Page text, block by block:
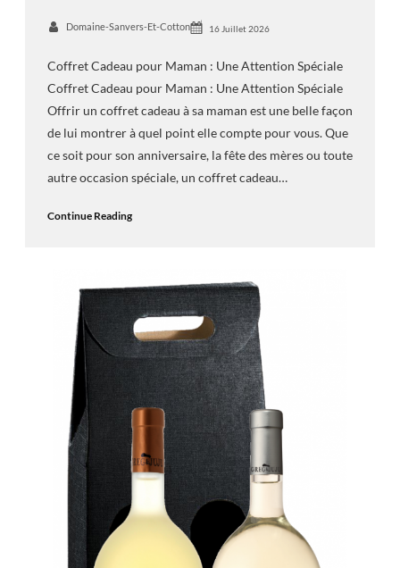
Domaine-Sanvers-Et-Cotton 16 Juillet 2026
Coffret Cadeau pour Maman : Une Attention Spéciale
Coffret Cadeau pour Maman : Une Attention Spéciale
Offrir un coffret cadeau à sa maman est une belle façon
de lui montrer à quel point elle compte pour vous. Que
ce soit pour son anniversaire, la fête des mères ou toute
autre occasion spéciale, un coffret cadeau…
Continue Reading